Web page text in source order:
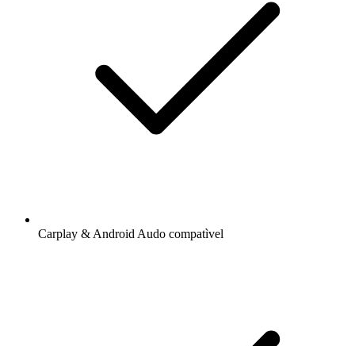
Carplay & Android Audo compatìvel